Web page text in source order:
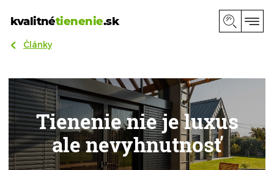
kvalitnétienenie.sk
Články
Tienenie nie je luxus
ale nevyhnutnosť